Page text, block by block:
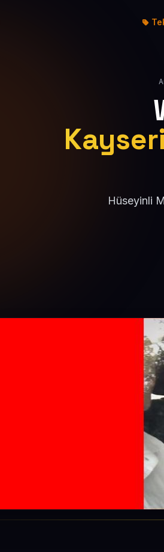
Hüseyinli